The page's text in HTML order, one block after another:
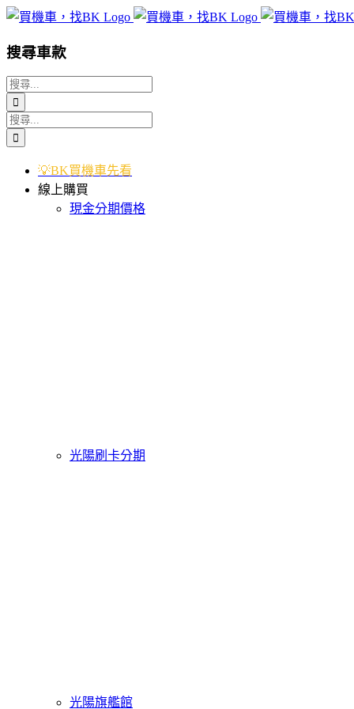
Skip
搜尋車款
搜
索
結
果：
搜
索
💡BK買機車先看
線上購買
現金分期價格
光陽刷卡分期
光陽旗艦館